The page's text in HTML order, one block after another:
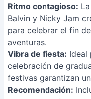
Ritmo contagioso:
Balvin y Nicky Jam
para celebrar el fin
aventuras.
Vibra de fiesta: Ideal
celebración de
festivas garantizan
Recomendación: